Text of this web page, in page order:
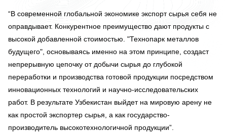
“В современной глобальной экономике экспорт сырья себя не
оправдывает. Конкурентное преимущество дают продукты с
высокой добавленной стоимостью. "Технопарк металлов
будущего", основываясь именно на этом принципе, создаст
непрерывную цепочку от добычи сырья до глубокой
переработки и производства готовой продукции посредством
инновационных технологий и научно-исследовательских
работ. В результате Узбекистан выйдет на мировую арену не
как простой экспортер сырья, а как государство-
производитель высокотехнологичной продукции”.